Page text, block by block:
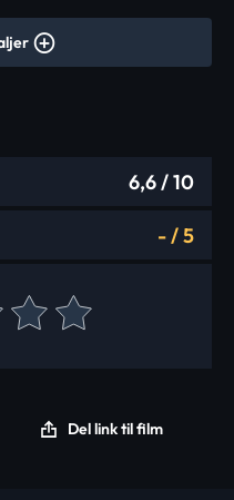
6,6/ 10
-/5
Del link til film